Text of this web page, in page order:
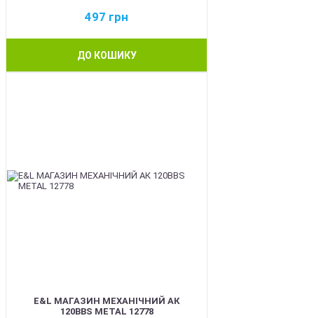
497 грн
ДО КОШИКУ
E&L МАГАЗИН МЕХАНІЧНИЙ АК
120BBS METAL 12778